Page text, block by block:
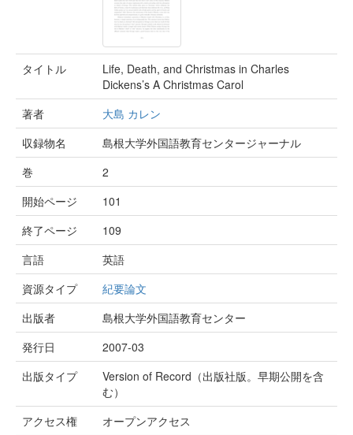
タイトル
Life, Death, and Christmas in Charles
Dickens’s A Christmas Carol
著者
大島 カレン
収録物名
島根大学外国語教育センタージャーナル
巻
2
開始ページ
101
終了ページ
109
言語
英語
資源タイプ
紀要論文
出版者
島根大学外国語教育センター
発行日
2007-03
出版タイプ
Version of Record（出版社版。早期公開を含
む）
アクセス権
オープンアクセス